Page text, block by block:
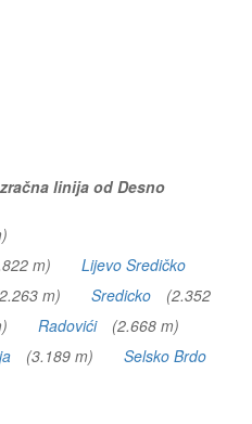
linija od Desno
m)
Lijevo Sredičko
m) Sredicko
(2.352
Radovići
(2.668 m)
(3.189 m)
Selsko Brdo